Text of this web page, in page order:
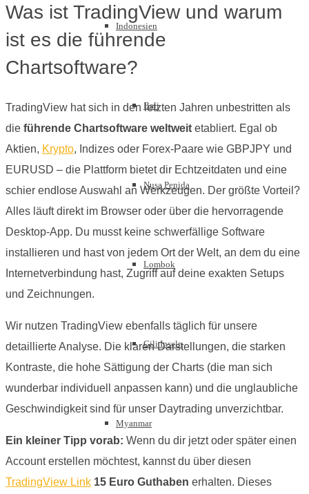
Indonesien
Bali
Nusa Penida
Lombok
Gili Inseln
Myanmar
Was ist TradingView und warum
ist es die führende
Chartsoftware?
TradingView hat sich in den letzten Jahren unbestritten als
die führende Chartsoftware weltweit etabliert. Egal ob
Aktien, Krypto, Indizes oder Forex-Paare wie GBPJPY und
EURUSD – die Plattform bietet dir Echtzeitdaten und eine
schier endlose Auswahl an Werkzeugen. Der größte Vorteil?
Alles läuft direkt im Browser oder über die hervorragende
Desktop-App. Du musst keine schwerfällige Software
installieren und hast von jedem Ort der Welt, an dem du eine
Internetverbindung hast, Zugriff auf deine exakten Setups
und Zeichnungen.
Wir nutzen TradingView ebenfalls täglich für unsere
detaillierte Analyse. Die klaren Darstellungen, die starken
Kontraste, die hohe Sättigung der Charts (die man sich
wunderbar individuell anpassen kann) und die unglaubliche
Geschwindigkeit sind für unser Daytrading unverzichtbar.
Ein kleiner Tipp vorab: Wenn du dir jetzt oder später einen
Account erstellen möchtest, kannst du über diesen
TradingView Link 15 Euro Guthaben erhalten. Dieses